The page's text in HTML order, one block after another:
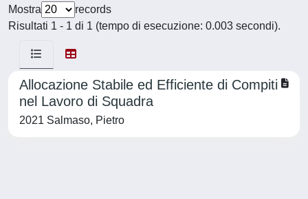
Mostra
records
Risultati 1 - 1 di 1 (tempo di esecuzione: 0.003 secondi).
Allocazione Stabile ed Efficiente di Compiti
nel Lavoro di Squadra
2021 Salmaso, Pietro